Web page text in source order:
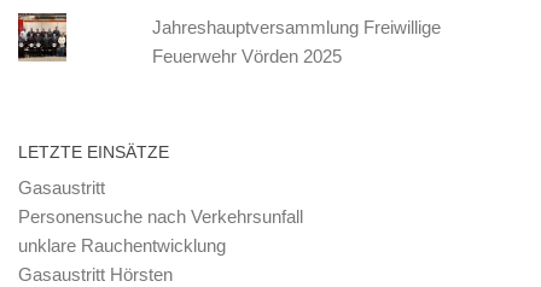
Jahreshauptversammlung Freiwillige
Feuerwehr Vörden 2025
LETZTE EINSÄTZE
Gasaustritt
Personensuche nach Verkehrsunfall
unklare Rauchentwicklung
Gasaustritt Hörsten